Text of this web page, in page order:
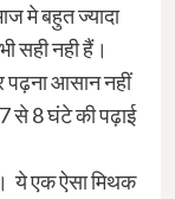
मे बहुत ज्यादा
सही नही हैं।
पढ़ना आसान नहीं
से 8 घंटे की पढ़ाई
ये एक ऐसा मिथक